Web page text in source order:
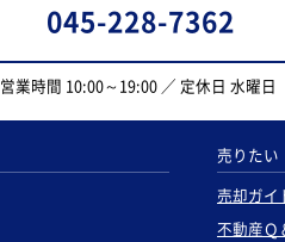
045-228-7362
営業時間 10:00～19:00 ／ 定休日 水曜日
売りたい
売却ガイ
不動産Ｑ